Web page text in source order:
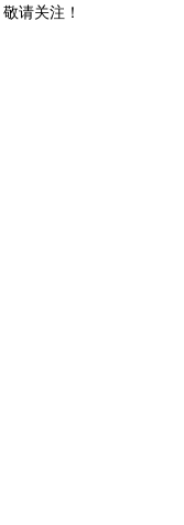
请关注！